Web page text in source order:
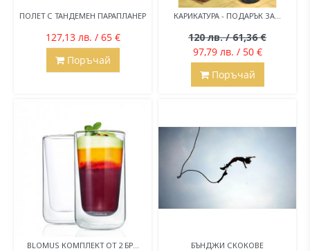
ПОЛЕТ С ТАНДЕМЕН ПАРАПЛАНЕР
127,13 лв. / 65 €
Поръчай
КАРИКАТУРА - ПОДАРЪК ЗА...
120 лв. / 61,36 €
97,79 лв. / 50 €
Поръчай
BLOMUS КОМПЛЕКТ ОТ 2 БР... БЪНДЖИ СКОКОВЕ